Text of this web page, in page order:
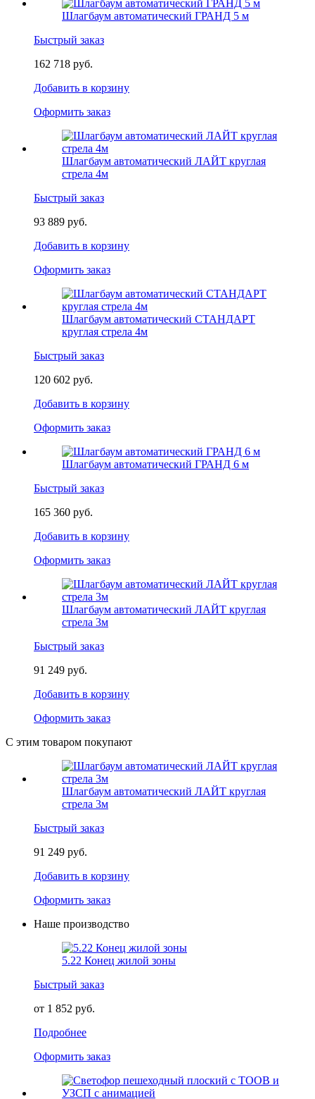
Шлагбаум автоматический ГРАНД 5 м
Быстрый заказ
162 718 руб.
Добавить в корзину
Оформить заказ
Шлагбаум автоматический ЛАЙТ круглая
стрела 4м
Быстрый заказ
93 889 руб.
Добавить в корзину
Оформить заказ
Шлагбаум автоматический СТАНДАРТ
круглая стрела 4м
Быстрый заказ
120 602 руб.
Добавить в корзину
Оформить заказ
Шлагбаум автоматический ГРАНД 6 м
Быстрый заказ
165 360 руб.
Добавить в корзину
Оформить заказ
Шлагбаум автоматический ЛАЙТ круглая
стрела 3м
Быстрый заказ
91 249 руб.
Добавить в корзину
Оформить заказ
С этим товаром покупают
Шлагбаум автоматический ЛАЙТ круглая
стрела 3м
Быстрый заказ
91 249 руб.
Добавить в корзину
Оформить заказ
Наше производство
5.22 Конец жилой зоны
Быстрый заказ
от 1 852 руб.
Подробнее
Оформить заказ